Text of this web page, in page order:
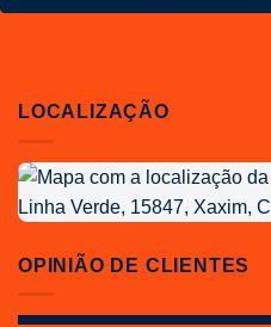
LOCALIZAÇÃO
Localização
da
Project
Brewing
OPINIÃO DE CLIENTES